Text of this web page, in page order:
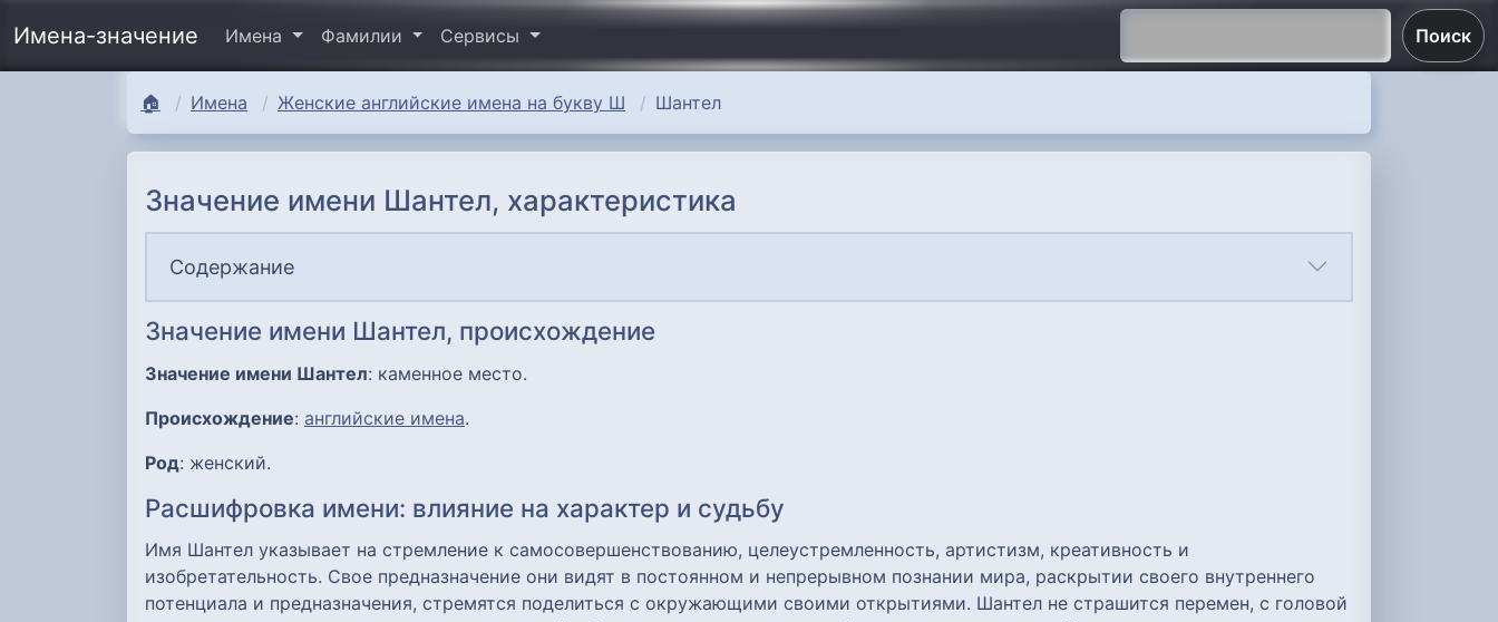
Имена-значение Имена Фамилии Сервисы Поиск
🏠 Имена Женские английские имена на букву Ш Шантел
Значение имени Шантел, характеристика
Содержание
Значение имени Шантел, происхождение
Значение имени Шантел: каменное место.
Происхождение: английские имена.
Род: женский.
Расшифровка имени: влияние на характер и судьбу
Имя Шантел указывает на стремление к самосовершенствованию, целеустремленность, артистизм, креативность и
изобретательность. Свое предназначение они видят в постоянном и непрерывном познании мира, раскрытии своего внутреннего
потенциала и предназначения, стремятся поделиться с окружающими своими открытиями. Шантел не страшится перемен, с головой